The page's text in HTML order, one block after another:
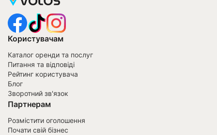
Користувачам
Каталог оренди та послуг
Питання та відповіді
Рейтинг користувача
Блог
Зворотний зв'язок
Партнерам
Розмістити оголошення
Почати свій бізнес